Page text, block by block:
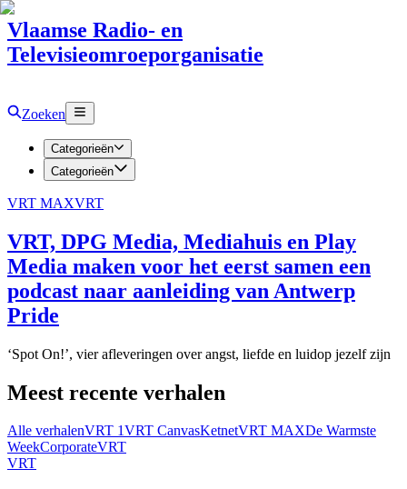
Vlaamse Radio- en
Televisieomroeporganisatie
Zoeken
Categorieën
Categorieën
VRT MAXVRT
VRT, DPG Media, Mediahuis en Play
Media maken voor het eerst samen een
podcast naar aanleiding van Antwerp
Pride
‘Spot On!’, vier afleveringen over angst, liefde en luidop jezelf zijn
Meest recente verhalen
Alle verhalenVRT 1VRT CanvasKetnetVRT MAXDe Warmste
WeekCorporateVRT
VRT